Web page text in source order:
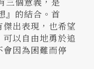
』的結合。首
出表現，也希望
以自由地勇於追
因為困難而停